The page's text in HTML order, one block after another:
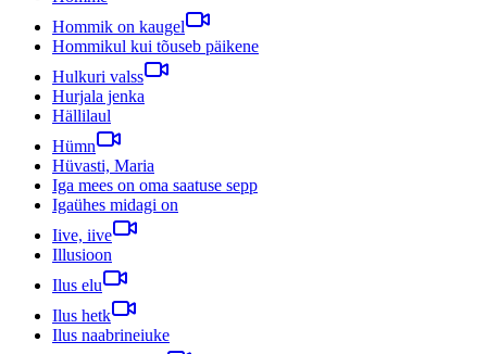
Hommik on kaugel
Hommikul kui tõuseb päikene
Hulkuri valss
Hurjala jenka
Hällilaul
Hümn
Hüvasti, Maria
Iga mees on oma saatuse sepp
Igaühes midagi on
Iive, iive
Illusioon
Ilus elu
Ilus hetk
Ilus naabrineiuke